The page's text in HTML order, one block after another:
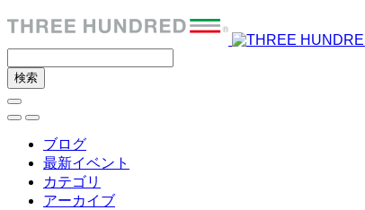
ブログ
最新イベント
カテゴリ
アーカイブ